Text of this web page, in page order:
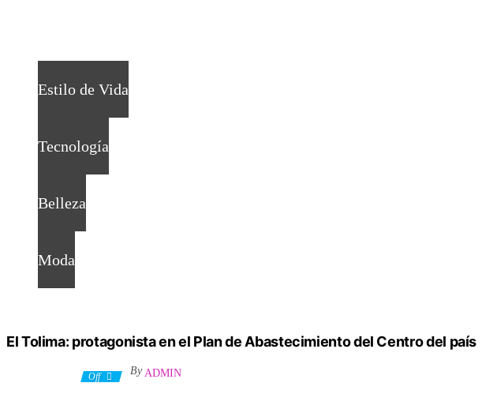
Estilo de Vida
Tecnología
Belleza
Moda
El Tolima: protagonista en el Plan de Abastecimiento del Centro del país
Off By ADMIN